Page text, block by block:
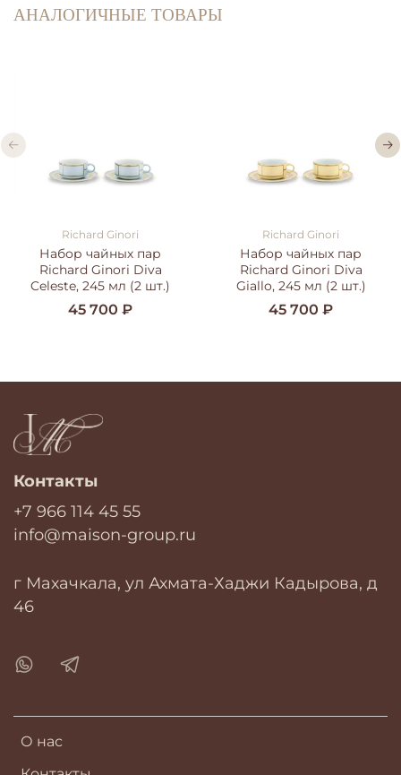
АНАЛОГИЧНЫЕ ТОВАРЫ
Richard Ginori
Набор чайных пар
Richard Ginori Diva
Celeste, 245 мл (2 шт.)
45 700 ₽
Richard Ginori
Набор чайных пар
Richard Ginori Diva
Giallo, 245 мл (2 шт.)
45 700 ₽
О нас
Контакты
+7 966 114 45 55
info@maison-group.ru
г Махачкала, ул Ахмата-Хаджи Кадырова, д
46